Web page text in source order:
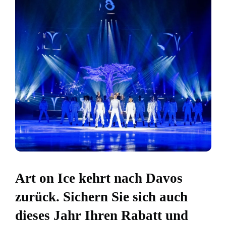
Art on Ice kehrt nach Davos
zurück. Sichern Sie sich auch
dieses Jahr Ihren Rabatt und